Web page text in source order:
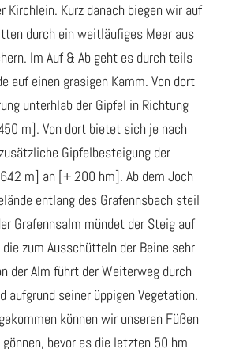
Kirchlein. Kurz danach biegen wir auf
durch ein weitläufiges Meer aus
Im Auf & Ab geht es durch teils
auf einen grasigen Kamm. Von dort
unterhlab der Gipfel in Richtung
m]. Von dort bietet sich je nach
Gipfelbesteigung der
m] an [+ 200 hm]. Ab dem Joch
entlang des Grafennsbach steil
Grafennsalm mündet der Steig auf
zum Ausschütteln der Beine sehr
der Alm führt der Weiterweg durch
aufgrund seiner üppigen Vegetation.
können wir unseren Füßen
bevor es die letzten 50 hm